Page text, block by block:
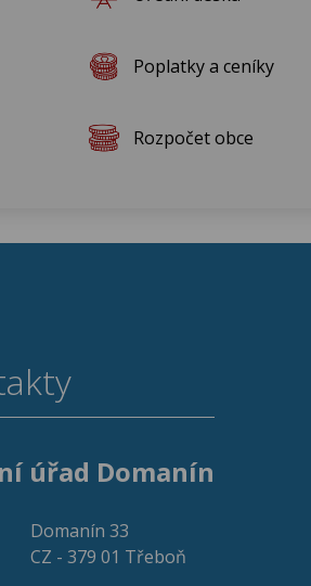
Poplatky a ceníky
Rozpočet obce
úřad Domanín
Domanín 33
CZ - 379 01 Třeboň